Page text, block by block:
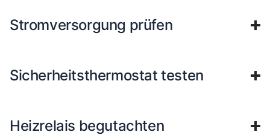
Stromversorgung prüfen
Sicherheitsthermostat testen
Heizrelais begutachten